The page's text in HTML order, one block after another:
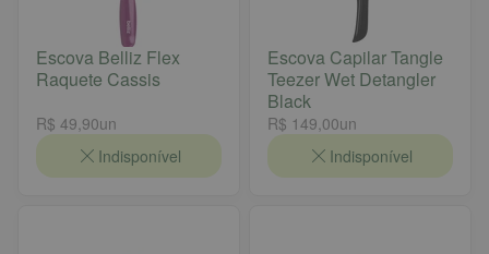
Escova Belliz Flex
Raquete Cassis
R$ 49,90un
Indisponível
Escova Capilar Tangle
Teezer Wet Detangler
Black
R$ 149,00un
Indisponível